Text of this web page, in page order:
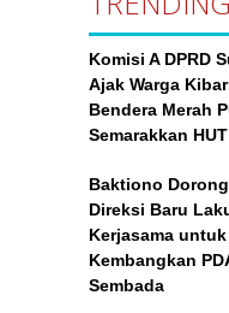
Komisi A DPRD
Ajak Warga
Bendera Merah
Semarakkan
Baktiono
Direksi Baru
Kerjasama untuk
Kembangkan
Sembada